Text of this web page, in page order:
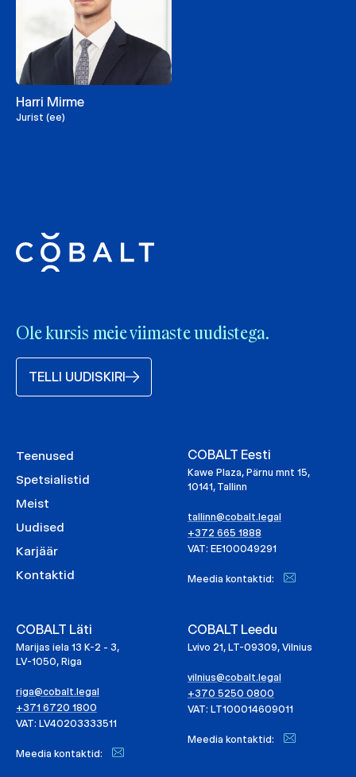
Harri Mirme
Jurist (ee)
Ole kursis meie viimaste uudistega.
TELLI UUDISKIRI
Teenused
Spetsialistid
Meist
Uudised
Karjäär
Kontaktid
COBALT Eesti
Kawe Plaza, Pärnu mnt 15,
10141, Tallinn
tallinn@cobalt.legal
+372 665 1888
VAT: EE100049291
Meedia kontaktid:
COBALT Läti
Marijas iela 13 K-2 - 3,
LV-1050, Riga
riga@cobalt.legal
+371 6720 1800
VAT: LV40203333511
Meedia kontaktid:
COBALT Leedu
Lvivo 21, LT-09309, Vilnius
vilnius@cobalt.legal
+370 5250 0800
VAT: LT100014609011
Meedia kontaktid: